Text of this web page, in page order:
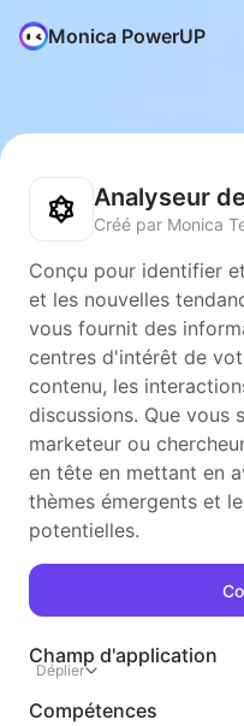
Monica PowerUP
Analyseur
Créé par Monica
Conçu pour identifier
et les nouvelles
vous fournit des
centres d'intérêt de
contenu, les
discussions. Que vous
marketeur ou
en tête en mettant en
thèmes émergents et
potentielles.
Champ d'application
Déplier
Compétences